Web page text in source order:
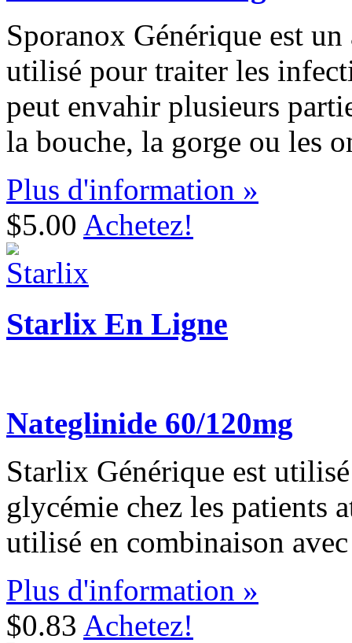
Sporanox Générique est
utilisé pour traiter les
peut envahir plusieurs
la bouche, la gorge ou les
Plus d'information »
$5.00 Achetez!
Starlix En Ligne
Nateglinide 60/120mg
Starlix Générique est
glycémie chez les patients
utilisé en combinaison
Plus d'information »
$0.83 Achetez!